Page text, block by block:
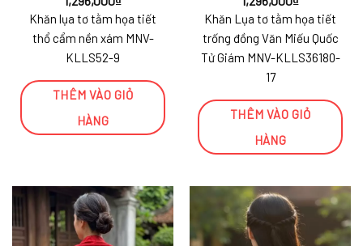
Khăn lụa tơ tằm họa tiết
thổ cẩm nền xám MNV-
KLLS52-9
THÊM VÀO GIỎ
HÀNG
Khăn Lụa tơ tằm họa tiết
trống đồng Văn Miếu Quốc
Tử Giám MNV-KLLS36180-
17
THÊM VÀO GIỎ
HÀNG